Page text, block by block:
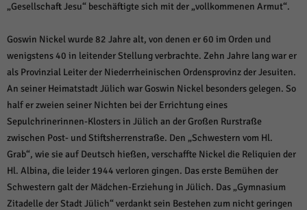
„Gesellschaft Jesu“ beschäftigte sich mit der „vollkommenen Armut“.
Goswin Nickel wurde 82 Jahre alt, von denen er 60 im Orden und
wenigstens 40 in leitender Stellung verbrachte. Zehn Jahre lang war er
als Provinzial Leiter der Niederrheinischen Ordensprovinz der Jesuiten.
An seiner Heimatstadt Jülich war Goswin Nickel besonders gelegen. So
half er zweien seiner Nichten bei der Errichtung eines
Sepulchrinerinnen-Klosters in Jülich an der Großen Rurstraße
zwischen Post- und Stiftsherrenstraße. Den „Schwestern vom Hl.
Grab“, wie sie auf Deutsch hießen, verschaffte Nickel die Reliquien der
Hl. Albina, die leider 1944 verloren gingen. Das erste Bemühen der
Schwestern galt der Mädchen-Erziehung in Jülich. Das „Gymnasium
Zitadelle der Stadt Jülich“ verdankt sein Bestehen zum nicht geringen